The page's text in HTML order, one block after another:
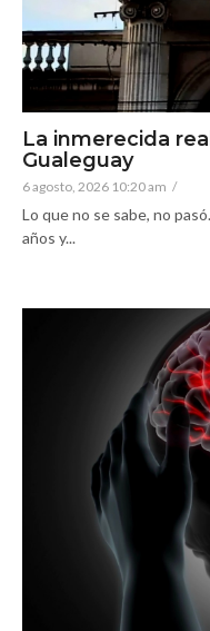
La inmerecida
Gualeguay
6 agosto, 2026 10:20 am /
Lo que no se sabe, no
años y...